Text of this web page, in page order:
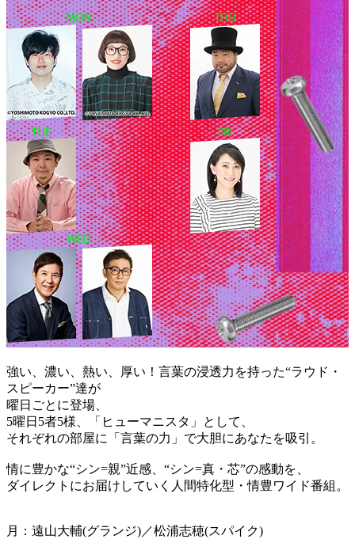
強い、濃い、熱い、厚い！言葉の浸透力を持った“ラウド・
スピーカー”達が
曜日ごとに登場、
5曜日5者5様、「ヒューマニスタ」として、
それぞれの部屋に「言葉の力」で大胆にあなたを吸引。
情に豊かな“シン=親”近感、“シン=真・芯”の感動を、
ダイレクトにお届けしていく人間特化型・情豊ワイド番組。
月：遠山大輔(グランジ)／松浦志穂(スパイク)